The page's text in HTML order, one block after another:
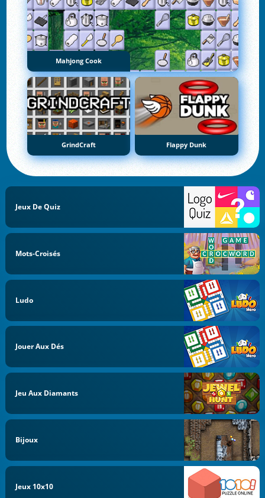
Mahjong Cook
GrindCraft Flappy Dunk
Jeux De Quiz
Mots-Croisés
Ludo
Jouer Aux Dés
Jeu Aux Diamants
Bijoux
Jeux 10x10